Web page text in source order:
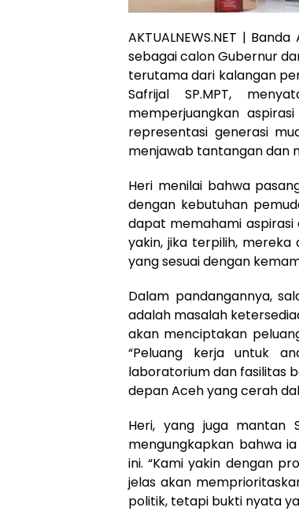
AKTUALNEWS.NET |
sebagai calon Gubernur
terutama dari kalangan
Safrijal SP.MPT,
memperjuangkan
representasi generasi
menjawab tantangan dan
Heri menilai bahwa
dengan kebutuhan
dapat memahami aspirasi
yakin, jika terpilih,
yang sesuai dengan
Dalam pandangannya,
adalah masalah
akan menciptakan
“Peluang kerja untuk
laboratorium dan fasilitas
depan Aceh yang cerah
Heri, yang juga mantan
mengungkapkan bahwa
ini. “Kami yakin dengan
jelas akan
politik, tetapi bukti nyata